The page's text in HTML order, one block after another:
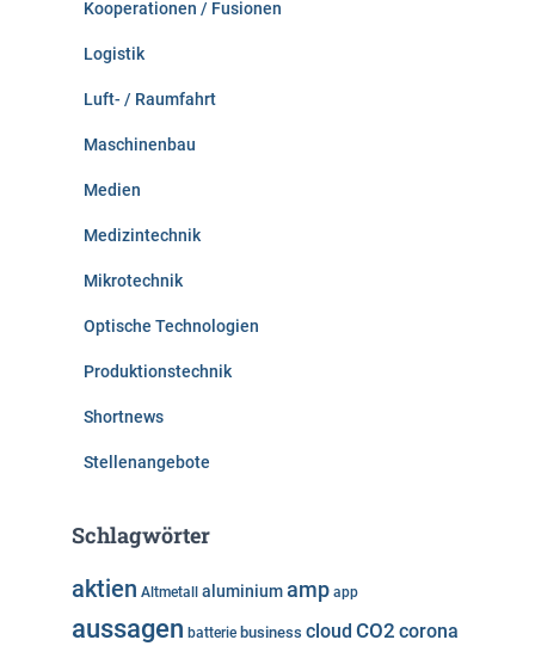
Kooperationen / Fusionen
Logistik
Luft- / Raumfahrt
Maschinenbau
Medien
Medizintechnik
Mikrotechnik
Optische Technologien
Produktionstechnik
Shortnews
Stellenangebote
Schlagwörter
aktien Altmetall aluminiumamp app
aussagen batterie business cloud CO2 corona